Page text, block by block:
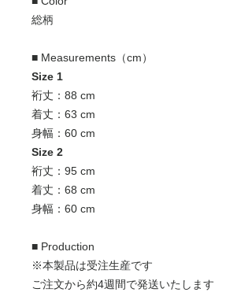
総柄
■ Measurements（cm）
Size 1
裄丈：88 cm
着丈：63 cm
身幅：60 cm
Size 2
裄丈：95 cm
着丈：68 cm
身幅：60 cm
■ Production
※本製品は受注生産です
ご注文から約4週間で発送いたします